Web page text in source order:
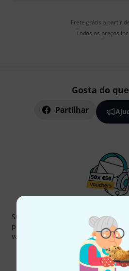
Frete grátis a partir
Todos os preços
Gosta do
Partilhar
Subscreva a Newsletter da
pouco de sorte você poderá ganhar
valor de
Contribuições
Insights da